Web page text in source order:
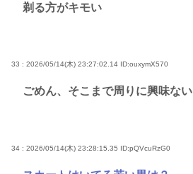
剃る方がキモい
33 : 2026/05/14(木) 23:27:02.14 ID:ouxymX570
ごめん、そこまで周りに興味ない
34 : 2026/05/14(木) 23:28:15.35 ID:pQVcuRzG0